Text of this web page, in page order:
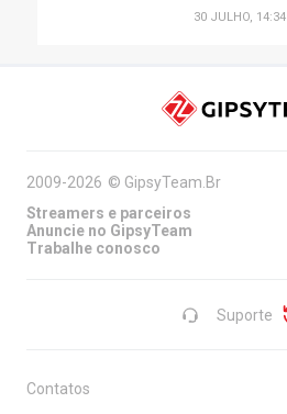
30 JULHO, 14:34
Suporte
2009-2026 © GipsyTeam.Br
Streamers e parceiros
Anuncie no GipsyTeam
Trabalhe conosco
Contatos